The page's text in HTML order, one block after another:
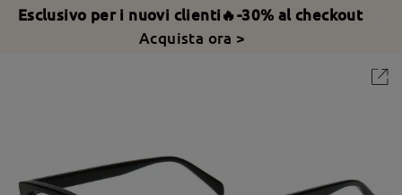
Esclusivo per i nuovi clienti🔥-30% al checkout
Acquista ora >